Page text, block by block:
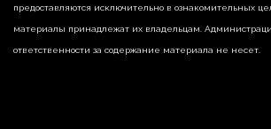
предоставляются исключительно в ознакомительных
материалы принадлежат их владельцам.
ответственности за содержание материала не несет.